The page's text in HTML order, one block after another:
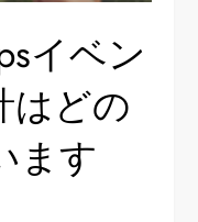
イベン
はどの
ます